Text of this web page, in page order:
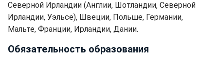
Северной Ирландии (Англии, Шотландии, Северной
Ирландии, Уэльсе), Швеции, Польше, Германии,
Мальте, Франции, Ирландии, Дании.
Обязательность образования